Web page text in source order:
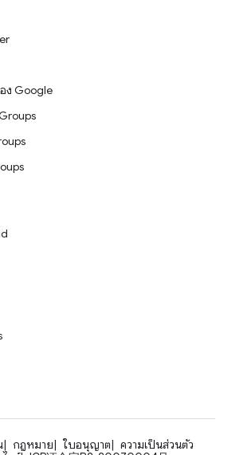
ง Google
กฎหมาย ใบอนุญาต
ความเป็นส่วนตัว